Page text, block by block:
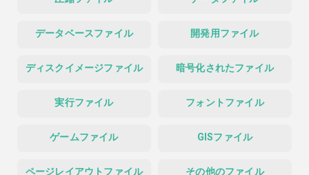
データベースファイル 開発用ファイル
ディスクイメージファイル 暗号化されたファイル
実行ファイル フォントファイル
ゲームファイル GISファイル
ページレイアウトファイル その他のファイル